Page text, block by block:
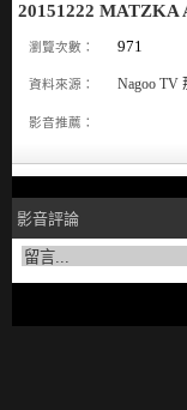
20151222 MATZKA
瀏覽次數： 971
資料來源： Nagoo TV
影音推薦：
影音評論